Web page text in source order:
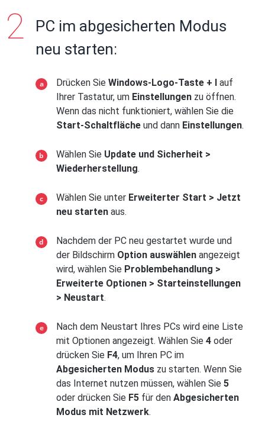
PC im abgesicherten Modus
neu starten:
Drücken Sie Windows-Logo-Taste + I auf
Ihrer Tastatur, um Einstellungen zu öffnen.
Wenn das nicht funktioniert, wählen Sie die
Start-Schaltfläche und dann Einstellungen.
Wählen Sie Update und Sicherheit >
Wiederherstellung.
Wählen Sie unter Erweiterter Start > Jetzt
neu starten aus.
Nachdem der PC neu gestartet wurde und
der Bildschirm Option auswählen angezeigt
wird, wählen Sie Problembehandlung >
Erweiterte Optionen > Starteinstellungen
> Neustart.
Nach dem Neustart Ihres PCs wird eine Liste
mit Optionen angezeigt. Wählen Sie 4 oder
drücken Sie F4, um Ihren PC im
Abgesicherten Modus zu starten. Wenn Sie
das Internet nutzen müssen, wählen Sie 5
oder drücken Sie F5 für den Abgesicherten
Modus mit Netzwerk.